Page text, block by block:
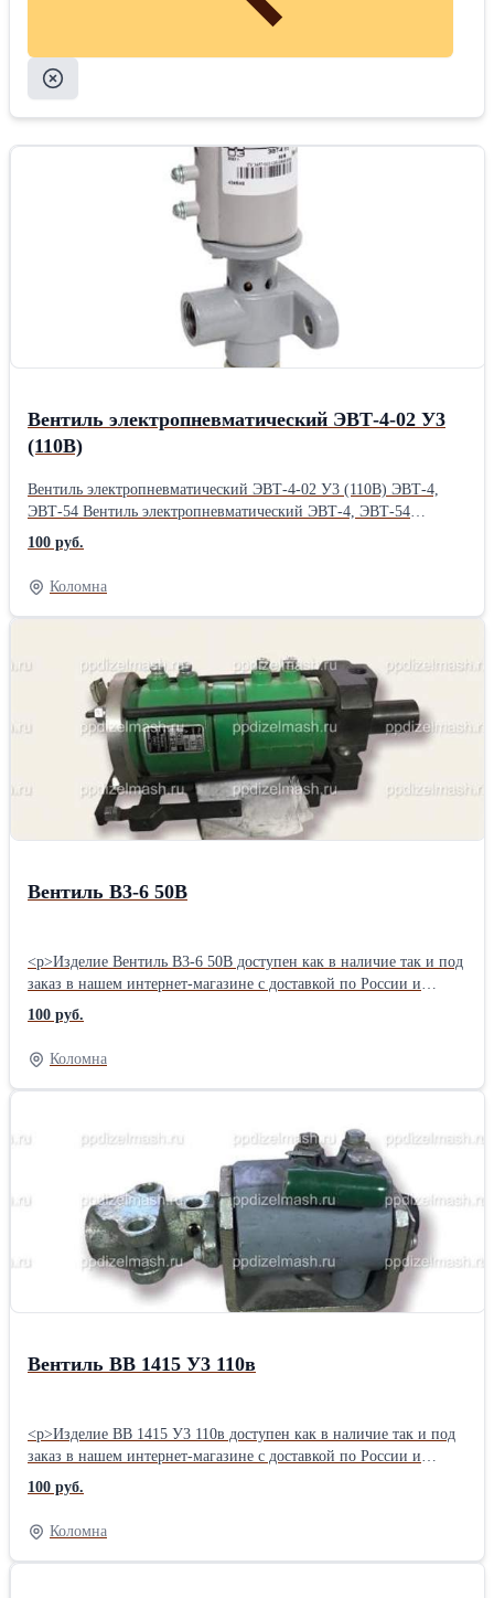
Вентиль электропневматический ЭВТ-4-02 У3
(110В)
Вентиль электропневматический ЭВТ-4-02 У3 (110В) ЭВТ-4,
ЭВТ-54 Вентиль электропневматический ЭВТ-4, ЭВТ-54
предназначен для дистанционного управления пневматическими
приводами Основные технические характеристики: Обозначение
Тип Номинальное напряжение постоянного тока, В
Потребляемая мощность, не более, Вт Номинальное давление
на выпуск при открытии дросельного клапана, мм² Масса, кг
ВЭПВ.629406.102 ЭВТ-54 (ЭВТ-4) 50 17 0,5 8,8 42 2,145
ВЭПВ.629406.102-01 ЭВТ-54-01 (ЭВТ-4-01) 75 20
ВЭПВ.629406.102-02 ЭВТ-54-02 (ЭВТ-4-02) 110 15
100 руб.
Коломна
Вентиль В3-6 50В
<p>Изделие Вентиль В3-6 50В доступен как в наличие так и под
заказ в нашем интернет-магазине с доставкой по России и
странам СНГ.</p>,<p>Наша компания, помимо реализации
запчастей и инструментов, готова предложить сервисные услуги
по установке приобретенного продукта под ключ. Установка
возможна, как на территории заказчика, так и в нашем
сервисном цехе.</p>,<p>Подробную информацию Вы можете
позвонив по телефонам, которые указанные в верхней и нижней
части сайта и в разделе 'Контакты'.</p> ООО «ПП Дизельмаш»
работает на рынке железнодорожной продукции. Основное
направление фирмы – комплексная поставка железнодорожного
оборудования, а также капитальный ремонт маневровых
тепловозов серии ТГМ, ТЭМ. ООО «ПП Дизельмаш» имеет
возможность проводить ремонт тепловозов и дизелей в
заводских условиях, а также силами выездной бригады по месту
приписки тепловоза.
100 руб.
Коломна
Вентиль ВВ 1415 У3 110в
<p>Изделие ВВ 1415 У3 110в доступен как в наличие так и под
заказ в нашем интернет-магазине с доставкой по России и
странам СНГ.</p>,<p>Наша компания, помимо реализации
запчастей и инструментов, готова предложить сервисные услуги
по установке приобретенного продукта под ключ. Установка
возможна, как на территории заказчика, так и в нашем
сервисном цехе.</p>,<p>Подробную информацию Вы можете
100 руб.
Коломна